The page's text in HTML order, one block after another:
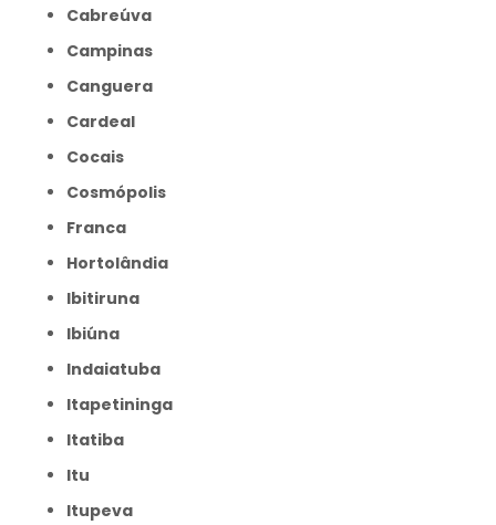
Cabreúva
Campinas
Canguera
Cardeal
Cocais
Cosmópolis
Franca
Hortolândia
Ibitiruna
Ibiúna
Indaiatuba
Itapetininga
Itatiba
Itu
Itupeva